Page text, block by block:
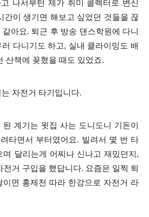
나서부턴 제가 취미 콜렉터로 변신
간이 생기면 해보고 싶었던 것들을 끊
같아요. 퇴근 후 방송 댄스학원에 다니
다니기도 하고, 실내 클라이밍도 배
산책에 꽂혔을 때도 있었죠.
자전거 타기입니다.
계기는 윗집 사는 도니도니 기돈이
타면서 부터였어요. 빌려서 몇 번 타
며 달리는게 어찌나 신나고 재밌던지,
전거 구입을 했답니다. 요즘은 일찍 퇴
이면 홍제천 따라 한강으로 자전거 라